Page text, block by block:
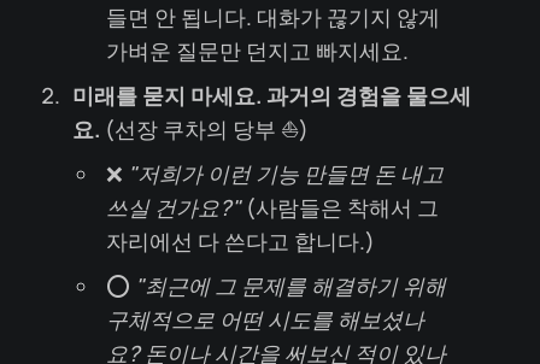
들면 안 됩니다. 대화가 끊기지 않게
가벼운 질문만 던지고 빠지세요.
미래를 묻지 마세요. 과거의 경험을 물으세
요. (선장 쿠차의 당부 ⛵️)
❌ "저희가 이런 기능 만들면 돈 내고
쓰실 건가요?"(사람들은 착해서 그
자리에선 다 쓴다고 합니다.)
⭕️ "최근에 그 문제를 해결하기 위해
구체적으로 어떤 시도를 해보셨나
요? 돈이나 시간을 써보신 적이 있나